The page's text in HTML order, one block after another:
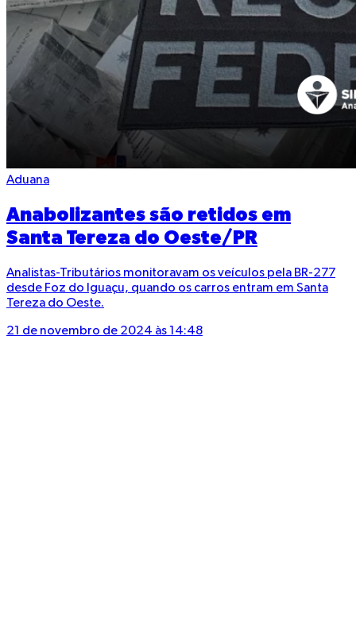
Aduana
Anabolizantes são retidos em
Santa Tereza do Oeste/PR
Analistas-Tributários monitoravam os veículos pela BR-277
desde Foz do Iguaçu, quando os carros entram em Santa
Tereza do Oeste.
21 de novembro de 2024 às 14:48